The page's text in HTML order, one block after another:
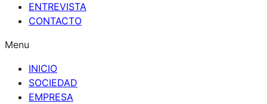
ENTREVISTA
CONTACTO
Menu
INICIO
SOCIEDAD
EMPRESA